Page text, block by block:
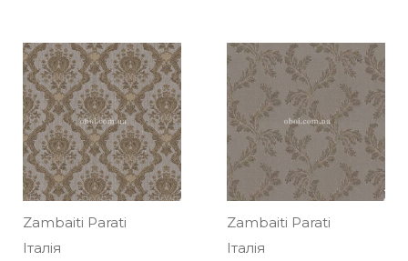
Zambaiti Parati
Італія
Zambaiti Parati
Італія